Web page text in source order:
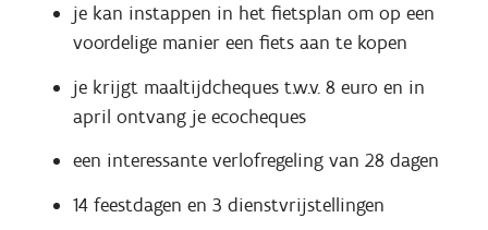
je kan instappen in het fietsplan om op een
voordelige manier een fiets aan te kopen
je krijgt maaltijdcheques t.w.v. 8 euro en in
april ontvang je ecocheques
een interessante verlofregeling van 28 dagen
14 feestdagen en 3 dienstvrijstellingen